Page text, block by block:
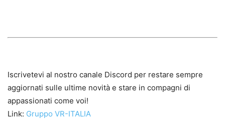
Iscrivetevi al nostro canale Discord per restare sempre
aggiornati sulle ultime novità e stare in compagni di
appassionati come voi!
Link: Gruppo VR-ITALIA